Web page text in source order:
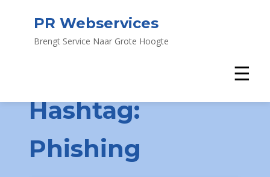
PR Webservices
Brengt Service Naar Grote Hoogte
☰
Hashtag:
Phishing